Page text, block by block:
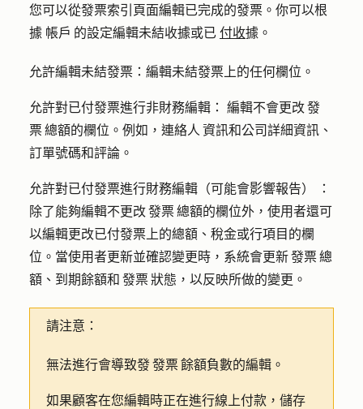
您可以從發票索引頁面編輯已完成的發票。你可以根
據 帳戶 的設定編輯未結收據或已 付收據。
允許編輯未結發票： 編輯未結發票上的任何欄位。
允許對已付發票進行非財務編輯：
編輯不會更改 發
票 總額的欄位。例如，連絡人 資訊和公司詳細資訊、
訂單號碼和評論。
允許對已付發票進行財務編輯（可能會影響報告） ：
除了能夠編輯不更改 發票 總額的欄位外，使用者還可
以編輯更改已付發票上的總額、稅金或行項目的欄
位。當使用者更新並確認變更時，系統會更新 發票 總
額、到期餘額和 發票 狀態，以反映所做的變更。
請注意：
無法進行會導致發 發票 餘額負數的編輯。
如果顧客在您編輯時正在進行線上付款，儲存